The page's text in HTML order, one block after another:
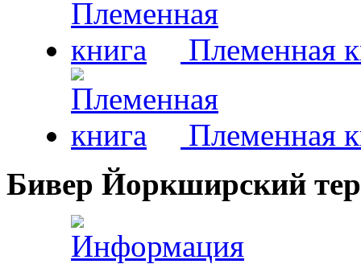
Племенная
Племенная
Бивер Йоркширский